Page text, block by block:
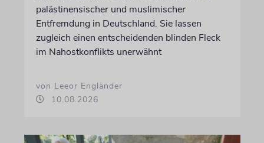
palästinensischer und muslimischer
Entfremdung in Deutschland. Sie lassen
zugleich einen entscheidenden blinden Fleck
im Nahostkonflikts unerwähnt
von Leeor Engländer
10.08.2026